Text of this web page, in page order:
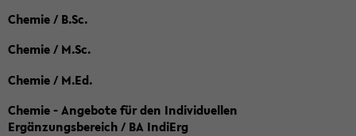
Chemie / B.Sc.
Chemie / M.Sc.
Chemie / M.Ed.
Chemie - Angebote für den Individuellen
Ergänzungsbereich / BA IndiErg